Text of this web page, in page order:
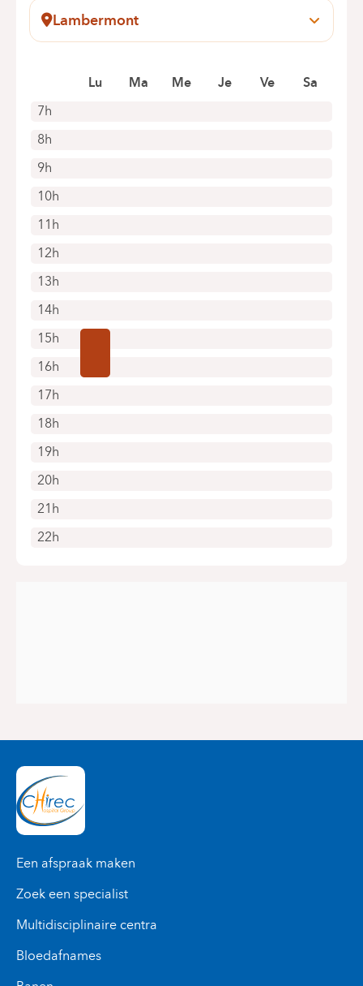
Lambermont
Rue des Pensées, 1-5
Boek online een afspraak
7h
8h
9h
10h
11h
12h
13h
14h
15h
16h
17h
18h
19h
20h
21h
22h
Lu Ma Me Je Ve Sa
Een afspraak maken
Zoek een specialist
Multidisciplinaire centra
Bloedafnames